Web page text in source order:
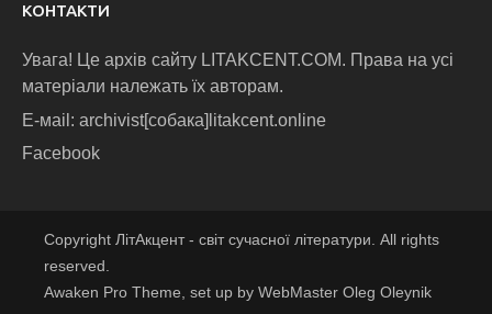
КОНТАКТИ
Увага! Це архів сайту LITAKCENT.COM. Права на усі
матеріали належать їх авторам.
E-маіl: archivist[собака]litakcent.online
Facebook
Copyright ЛітАкцент - світ сучасної літератури. All rights
reserved.
Awaken Pro Theme, set up by WebMaster Oleg Oleynik